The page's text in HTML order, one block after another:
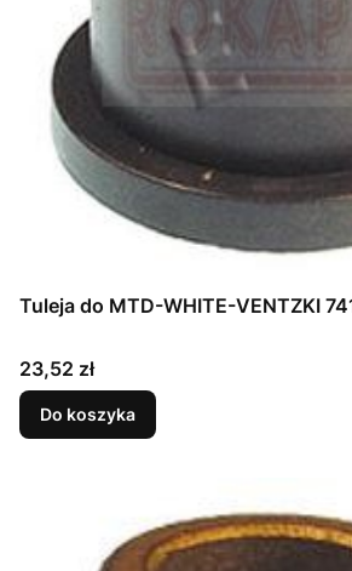
Tuleja do MTD-WHITE-VENTZKI
Cena
23,52 zł
Do koszyka